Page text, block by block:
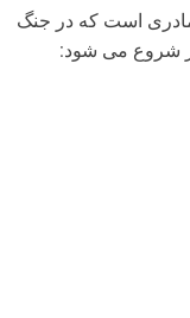
است که در جنگ
شروع می شود: